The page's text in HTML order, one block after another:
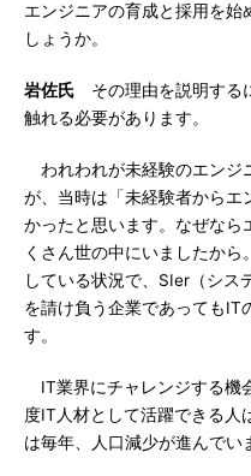
エンジニアの育成と採用を
しょうか。
岩佐氏 その理由を説明する
触れる必要があります。
われわれが未経験のエンジ
が、当時は「未経験者からエ
かったと思います。なぜなら
くさん世の中にいましたか
している状況で、SIer（シス
を請け負う企業であってもIT
す。
IT業界にチャレンジする機
度IT人材として活躍できる人
は毎年、人口減少が進んでい